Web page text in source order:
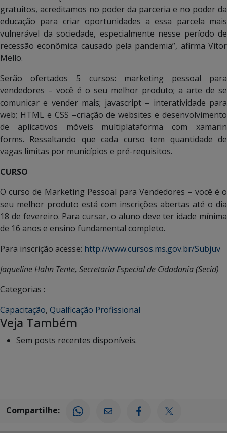
gratuitos, acreditamos no poder da parceria e no poder da
educação para criar oportunidades a essa parcela mais
vulnerável da sociedade, especialmente nesse período de
recessão econômica causado pela pandemia”, afirma Vitor
Mello.
Serão ofertados 5 cursos: marketing pessoal para
vendedores – você é o seu melhor produto; a arte de se
comunicar e vender mais; javascript – interatividade para
web; HTML e CSS –criação de websites e desenvolvimento
de aplicativos móveis multiplataforma com xamarin
forms. Ressaltando que cada curso tem quantidade de
vagas limitas por municípios e pré-requisitos.
CURSO
O curso de Marketing Pessoal para Vendedores – você é o
seu melhor produto está com inscrições abertas até o dia
18 de fevereiro. Para cursar, o aluno deve ter idade mínima
de 16 anos e ensino fundamental completo.
Para inscrição acesse: http://www.cursos.ms.gov.br/Subjuv
Jaqueline Hahn Tente, Secretaria Especial de Cidadania (Secid)
Categorias :
Capacitação, Qualficação Profissional
Veja Também
Sem posts recentes disponíveis.
Compartilhe: